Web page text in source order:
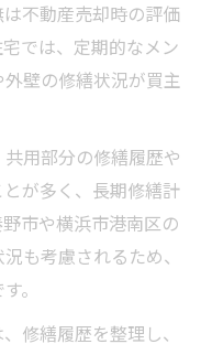
不動産売却時の評価
では、定期的なメン
壁の修繕状況が買主
用部分の修繕履歴や
が多く、長期修繕計
市や横浜市港南区の
も考慮されるため、
。
修繕履歴を整理し、